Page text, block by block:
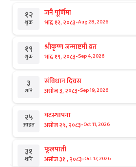
१२
शुक्र
जनै पूर्णिमा
भाद्र १२, २०८३-Aug 28, 2026
१९
शुक्र
श्रीकृष्ण जन्माष्टमी व्रत
भाद्र १९, २०८३-Sep 4, 2026
३
शनि
संविधान दिवस
असोज ३, २०८३-Sep 19, 2026
२५
आइत
घटस्थापना
असोज २५, २०८३-Oct 11, 2026
३१
शनि
फूलपाती
असोज ३१ , २०८३-Oct 17, 2026